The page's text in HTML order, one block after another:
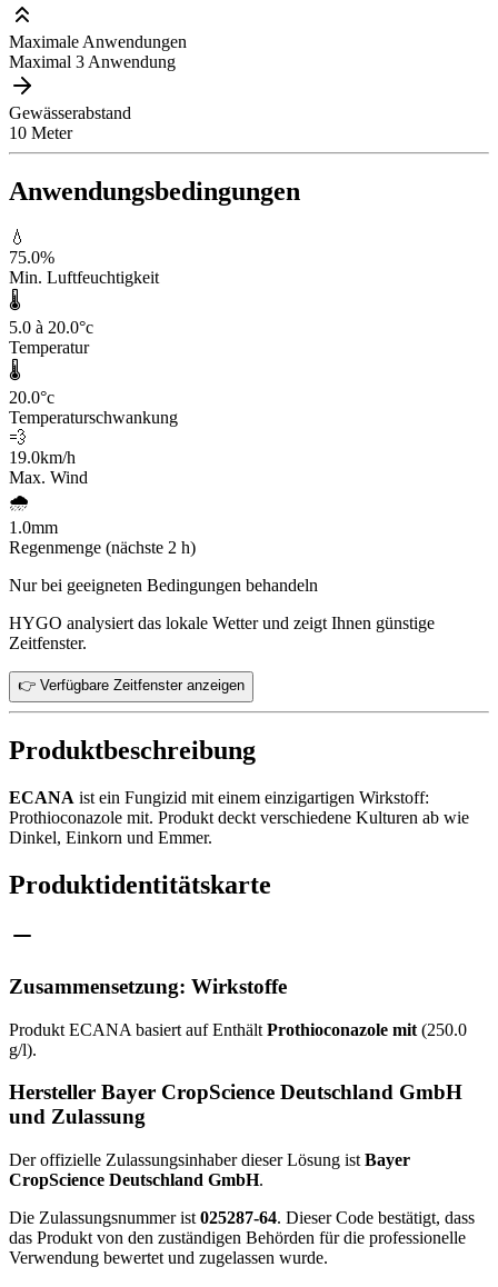
Maximale Anwendungen
Maximal 3 Anwendung
Gewässerabstand
10 Meter
Anwendungsbedingungen
💧
75.0%
Min. Luftfeuchtigkeit
🌡️
5.0 à 20.0°c
Temperatur
🌡️
20.0°c
Temperaturschwankung
💨
19.0km/h
Max. Wind
🌧️
1.0mm
Regenmenge (nächste 2 h)
Nur bei geeigneten Bedingungen behandeln
HYGO analysiert das lokale Wetter und zeigt Ihnen günstige
Zeitfenster.
👉 Verfügbare Zeitfenster anzeigen
Produktbeschreibung
ECANA ist ein Fungizid mit einem einzigartigen Wirkstoff:
Prothioconazole mit. Produkt deckt verschiedene Kulturen ab wie
Dinkel, Einkorn und Emmer.
Produktidentitätskarte
Zusammensetzung: Wirkstoffe
Produkt ECANA basiert auf Enthält Prothioconazole mit (250.0
g/l).
Hersteller Bayer CropScience Deutschland GmbH
und Zulassung
Der offizielle Zulassungsinhaber dieser Lösung ist Bayer
CropScience Deutschland GmbH.
Die Zulassungsnummer ist 025287-64. Dieser Code bestätigt, dass
das Produkt von den zuständigen Behörden für die professionelle
Verwendung bewertet und zugelassen wurde.